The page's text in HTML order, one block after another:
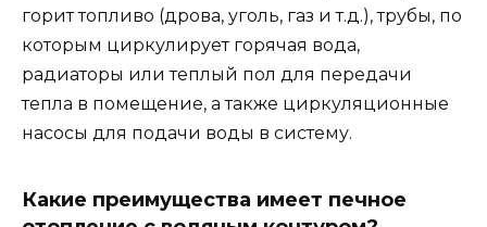
горит топливо (дрова, уголь, газ и т.д.), трубы, по
которым циркулирует горячая вода,
радиаторы или теплый пол для передачи
тепла в помещение, а также циркуляционные
насосы для подачи воды в систему.
Какие преимущества имеет печное